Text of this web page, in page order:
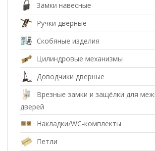
Замки навесные
Ручки дверные
Скобяные изделия
Цилиндровые механизмы
Доводчики дверные
Врезные замки и защёлки для
дверей
Накладки/WC-комплекты
Петли